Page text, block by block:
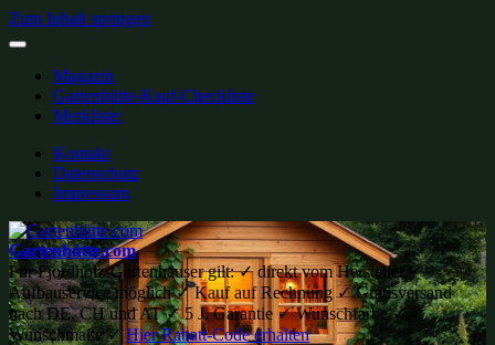
Zum Inhalt springen
Magazin
Gartenhütte-Kauf-Checkliste
Merkliste:
Kontakt
Datenschutz
Impressum
Gartenhütte.com
Für Fjordholz-Gartenhäuser gilt: ✓ direkt vom Hersteller ✓
Aufbauservice möglich ✓ Kauf auf Rechnung ✓ Gratisversand
nach DE, CH und AT ✓ 5 J. Garantie ✓ Wunschfarbe ✓
Wunschmaße ✓Hier Rabatt-Code erhalten